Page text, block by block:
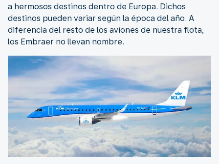
a hermosos destinos dentro de Europa. Dichos
destinos pueden variar según la época del año. A
diferencia del resto de los aviones de nuestra flota,
los Embraer no llevan nombre.